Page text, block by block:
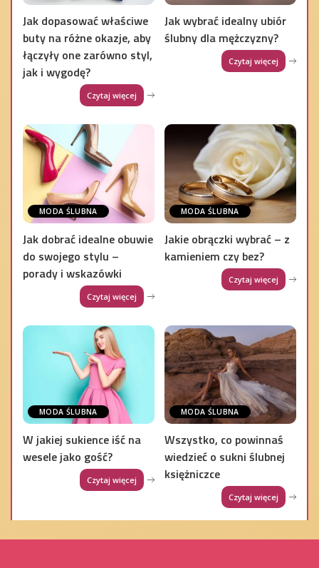
Jak dopasować właściwe
buty na różne okazje, aby
łączyły one zarówno styl,
jak i wygodę?
Czytaj więcej
Jak wybrać idealny ubiór
ślubny dla mężczyzny?
Czytaj więcej
MODA ŚLUBNA
Jak dobrać idealne obuwie
do swojego stylu –
porady i wskazówki
Czytaj więcej
MODA ŚLUBNA
Jakie obrączki wybrać – z
kamieniem czy bez?
Czytaj więcej
MODA ŚLUBNA
W jakiej sukience iść na
wesele jako gość?
Czytaj więcej
MODA ŚLUBNA
Wszystko, co powinnaś
wiedzieć o sukni ślubnej
księżniczce
Czytaj więcej